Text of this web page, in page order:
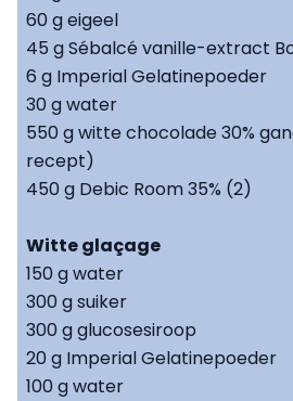
60 g eigeel
45 g Sébalcé vanille-extract
6 g Imperial Gelatinepoeder
30 g water
550 g witte chocolade 30%
recept)
450 g Debic Room 35% (2)
Witte glaçage
150 g water
300 g suiker
300 g glucosesiroop
20 g Imperial Gelatinepoeder
100 g water